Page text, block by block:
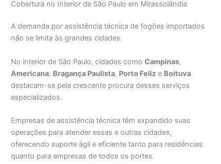
Cobertura no Interior de São Paulo em Mirassolândia
A demanda por assistência técnica de fogões importados
não se limita às grandes cidades.
No interior de São Paulo, cidades comoCampinas,
Americana, Bragança Paulista, Porto Feliz e Boituva
destacam-se pela crescente procura desses serviços
especializados.
Empresas de assistência técnica têm expandido suas
operações para atender essas e outras cidades,
oferecendo suporte ágil e eficiente tanto para residências
quanto para empresas de todos os portes.